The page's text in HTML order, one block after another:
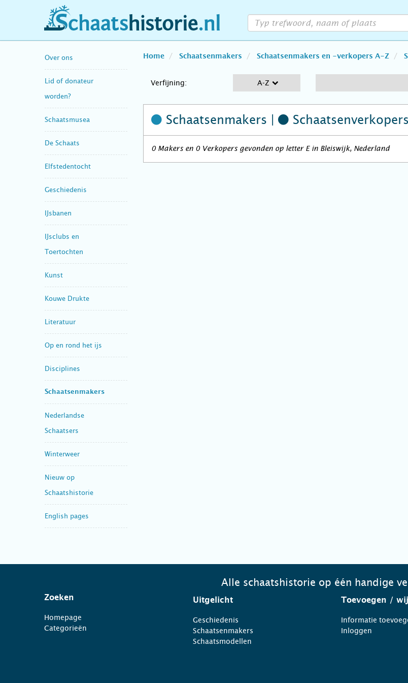
schaatshistorie.nl
Over ons
Lid of donateur
worden?
Schaatsmusea
De Schaats
Elfstedentocht
Geschiedenis
IJsbanen
IJsclubs en
Toertochten
Kunst
Kouwe Drukte
Literatuur
Op en rond het ijs
Disciplines
Schaatsenmakers
Nederlandse
Schaatsers
Winterweer
Nieuw op
Schaatshistorie
English pages
Home Schaatsenmakers Schaatsenmakers en -verkopers A-Z
Verfijning: A-Z
Schaatsenmakers | Schaatsenverkopers
0 Makers en 0 Verkopers gevonden op letter E in Bleiswijk, Nederland
Alle schaatshistorie op één handige
Zoeken
Homepage
Categorieën
Uitgelicht
Geschiedenis
Schaatsenmakers
Schaatsmodellen
Toevoegen /
Informatie
Inloggen